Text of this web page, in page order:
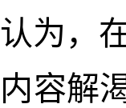
为，
容解